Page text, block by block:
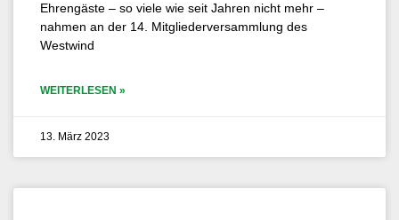
Ehrengäste – so viele wie seit Jahren nicht mehr –
nahmen an der 14. Mitgliederversammlung des
Westwind
WEITERLESEN »
13. März 2023